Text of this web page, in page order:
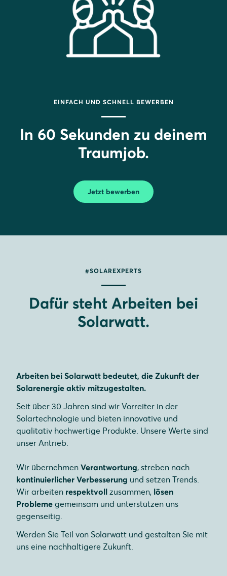
EINFACH UND SCHNELL BEWERBEN
In 60 Sekunden zu deinem
Traumjob.
Jetzt bewerben
#SOLAREXPERTS
Dafür steht Arbeiten bei
Solarwatt.
Arbeiten bei Solarwatt bedeutet, die Zukunft der
Solarenergie aktiv mitzugestalten.
Seit über 30 Jahren sind wir Vorreiter in der
Solartechnologie und bieten innovative und
qualitativ hochwertige Produkte. Unsere Werte sind
unser Antrieb.
Wir übernehmen Verantwortung, streben nach
kontinuierlicher Verbesserung und setzen Trends.
Wir arbeiten respektvoll zusammen, lösen
Probleme gemeinsam und unterstützen uns
gegenseitig.
Werden Sie Teil von Solarwatt und gestalten Sie mit
uns eine nachhaltigere Zukunft.